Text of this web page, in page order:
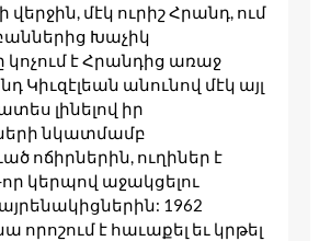
մէկ ուրիշ Հրանդ, ում
Խաչիկ
է Հրանդից առաջ
Կիւզէլեան անունով մէկ այլ
լինելով իր
նկատմամբ
ոճիրներին, ուղիներ է
կերպով աջակցելու
1962
որոշում է հաւաքել եւ կրթել